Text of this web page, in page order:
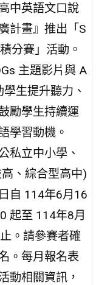
中英語文口說
計畫』推出「S
分賽」活動。
主題影片與 A
生提升聽力、
勵學生持續運
學習動機。
私立中小學、
、綜合型高中)
自 114年6月16
起至 114年8月
。請參賽者確
。每月報名表
動相關資訊，